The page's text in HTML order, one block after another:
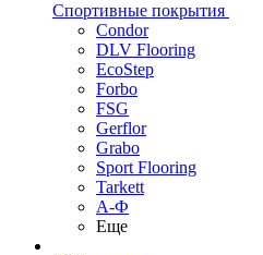
Спортивные покрытия
Condor
DLV Flooring
EcoStep
Forbo
FSG
Gerflor
Grabo
Sport Flooring
Tarkett
А-Ф
Еще